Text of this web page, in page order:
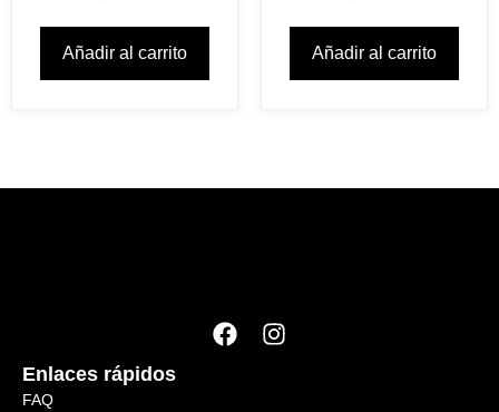
Añadir al carrito Añadir al carrito
Enlaces rápidos
FAQ